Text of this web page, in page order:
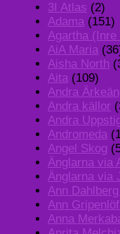
3I Atlas (2)
Adama (151)
Agartha (Inre
AiA Maria
Aisha North
Aita (109)
Andra
Andra källor
Andra
Andromeda
Angel Skog
Änglarna via
Änglarna via
Ann
Ann
Anna